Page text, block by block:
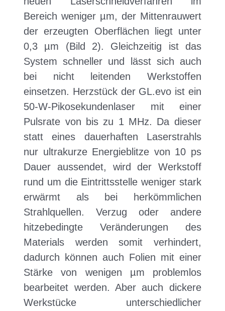
Bereich weniger µm, der Mittenrauwert
der erzeugten Oberflächen liegt unter
0,3 µm (Bild 2). Gleichzeitig ist das
System schneller und lässt sich auch
bei nicht leitenden Werkstoffen
einsetzen. Herzstück der GL.evo ist ein
50-W-Pikosekundenlaser mit einer
Pulsrate von bis zu 1 MHz. Da dieser
statt eines dauerhaften Laserstrahls
nur ultrakurze Energieblitze von 10 ps
Dauer aussendet, wird der Werkstoff
rund um die Eintrittsstelle weniger stark
erwärmt als bei herkömmlichen
Strahlquellen. Verzug oder andere
hitzebedingte Veränderungen des
Materials werden somit verhindert,
dadurch können auch Folien mit einer
Stärke von wenigen µm problemlos
bearbeitet werden. Aber auch dickere
Werkstücke unterschiedlicher